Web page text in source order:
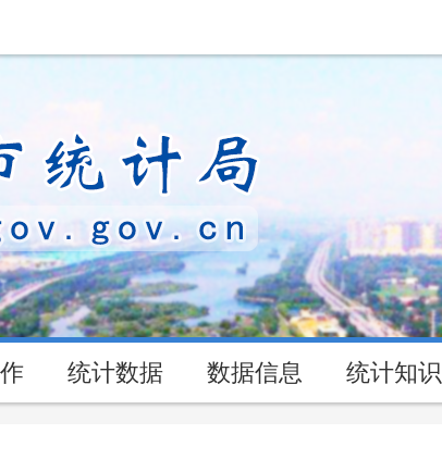
统计数据 数据信息 统计知识